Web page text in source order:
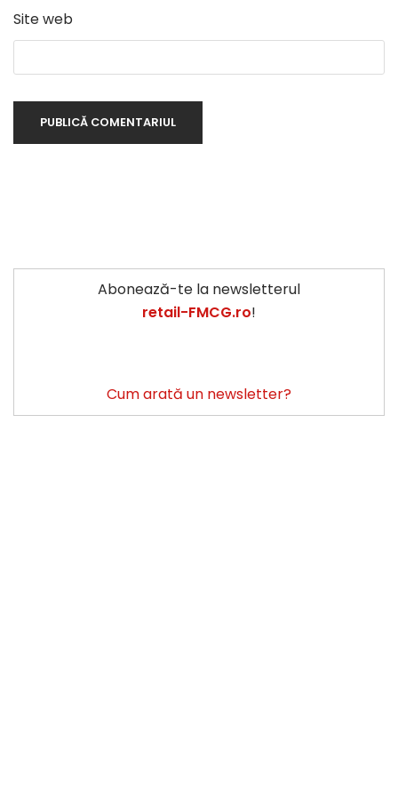
Site web
Abonează-te la newsletterul
retail-FMCG.ro!
Cum arată un newsletter?